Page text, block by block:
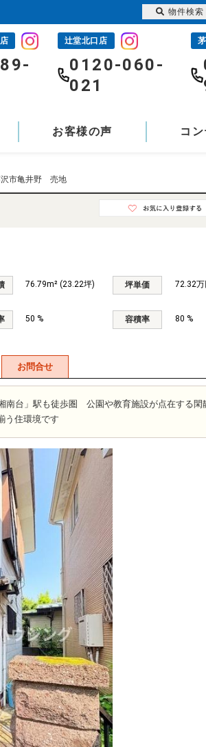
辻堂北口店
0120-060-
021
お客様の声 コ
市亀井野 売地
76.79m² (23.22坪) 坪単価 72.32
50 % 容積率 80 %
お問合せ
台」駅も徒歩圏 公園や教育施設が点在する閑
う住環境です
物件検索